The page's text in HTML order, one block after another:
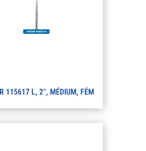
115617 L, 2°, MÉDIUM, FÉM